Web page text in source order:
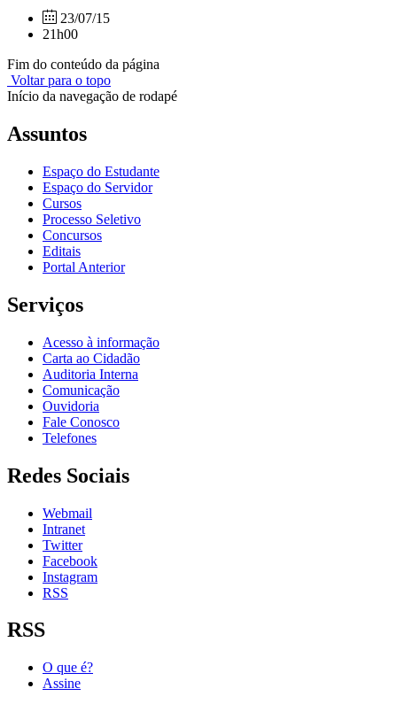
23/07/15
21h00
Fim do conteúdo da página
Voltar para o topo
Início da navegação de rodapé
Assuntos
Espaço do Estudante
Espaço do Servidor
Cursos
Processo Seletivo
Concursos
Editais
Portal Anterior
Serviços
Acesso à informação
Carta ao Cidadão
Auditoria Interna
Comunicação
Ouvidoria
Fale Conosco
Telefones
Redes Sociais
Webmail
Intranet
Twitter
Facebook
Instagram
RSS
RSS
O que é?
Assine